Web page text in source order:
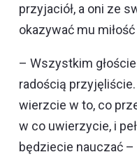
przyjaciół, a oni ze
okazywać mu
– Wszystkim
radością
wierzcie w to, co
w co uwierzycie, i
będziecie nauczać –